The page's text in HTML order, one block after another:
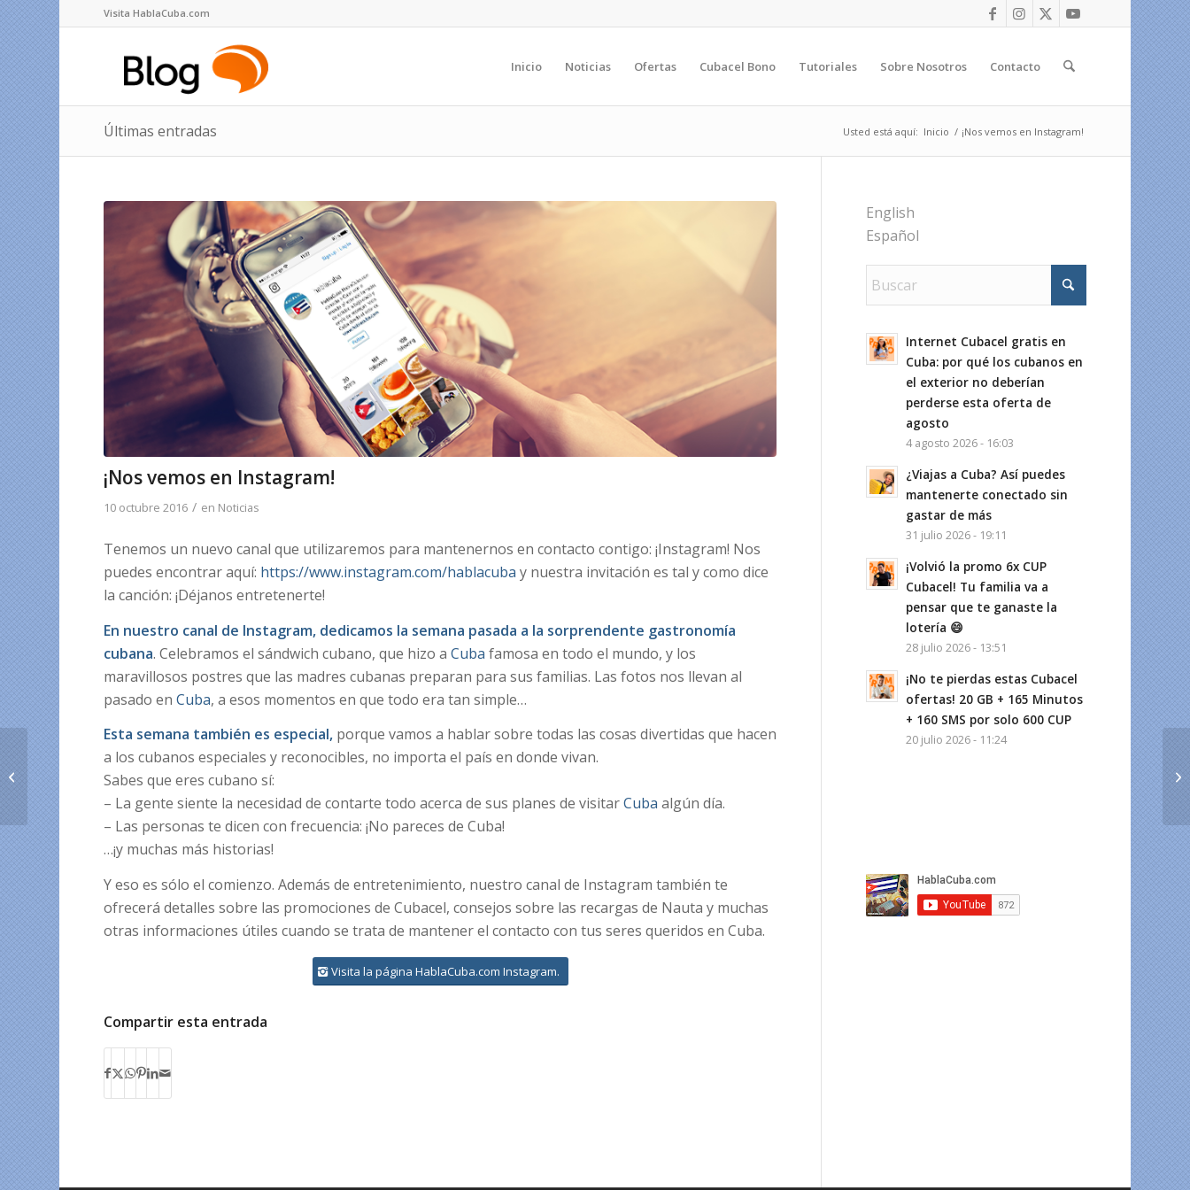
Visita HablaCuba.com
Inicio Noticias Ofertas Cubacel Bono Tutoriales Sobre Nosotros Contacto
Últimas entradas Usted está aquí: Inicio / ¡Nos vemos en Instagram!
¡Nos vemos en Instagram!
10 octubre 2016 / en Noticias
Tenemos un nuevo canal que utilizaremos para mantenernos en contacto contigo: ¡Instagram! Nos
puedes encontrar aquí: https://www.instagram.com/hablacuba y nuestra invitación es tal y como dice
la canción: ¡Déjanos entretenerte!
En nuestro canal de Instagram, dedicamos la semana pasada a la sorprendente gastronomía
cubana. Celebramos el sándwich cubano, que hizo aCuba famosa en todo el mundo, y los
maravillosos postres que las madres cubanas preparan para sus familias. Las fotos nos llevan al
pasado enCuba, a esos momentos en que todo era tan simple…
Esta semana también es especial, porque vamos a hablar sobre todas las cosas divertidas que hacen
a los cubanos especiales y reconocibles, no importa el país en donde vivan.
Sabes que eres cubano sí:
– La gente siente la necesidad de contarte todo acerca de sus planes de visitarCuba algún día.
– Las personas te dicen con frecuencia: ¡No pareces de Cuba!
…¡y muchas más historias!
Y eso es sólo el comienzo. Además de entretenimiento, nuestro canal de Instagram también te
ofrecerá detalles sobre las promociones de Cubacel, consejos sobre las recargas de Nauta y muchas
otras informaciones útiles cuando se trata de mantener el contacto con tus seres queridos en Cuba.
Visita la página HablaCuba.com Instagram.
Compartir esta entrada
English
Español
Internet Cubacel gratis en
Cuba: por qué los cubanos en
el exterior no deberían
perderse esta oferta de
agosto
4 agosto 2026 - 16:03
¿Viajas a Cuba? Así puedes
mantenerte conectado sin
gastar de más
31 julio 2026 - 19:11
¡Volvió la promo 6x CUP
Cubacel! Tu familia va a
pensar que te ganaste la
lotería 😄
28 julio 2026 - 13:51
¡No te pierdas estas Cubacel
ofertas! 20 GB + 165 Minutos
+ 160 SMS por solo 600 CUP
20 julio 2026 - 11:24
Qué escoger:
¿recargas Nauta o
Cubacel?